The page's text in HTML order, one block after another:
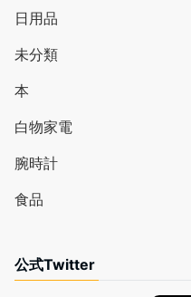
日用品
未分類
本
白物家電
腕時計
食品
公式Twitter